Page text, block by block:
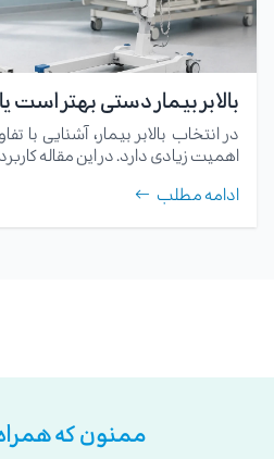
بالابر بیمار دستی بهتر است
در انتخاب بالابر بیمار، آشنایی
اهمیت زیادی دارد. در این مقاله
ادامه مطلب
ممنون که